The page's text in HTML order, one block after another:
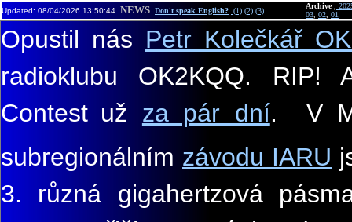
Updated: 08/04/2026 13:50:44 NEWS Don't speak English? (1) (2) (3)
Archive, 202
03 02 01
Opustil nás Petr Kolečkář
radioklubu OK2KQQ. RIP!
Contest už za pár dní. V
subregionálním závodu IARU
3. různá gigahertzová